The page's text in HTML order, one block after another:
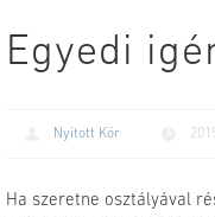
Egyedi
Nyitott Kör
Ha szeretne osztályával